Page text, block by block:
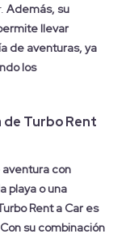
Además, su
llevar
de aventuras, ya
los
de Turbo Rent
con
playa o una
Rent a Car es
su combinación